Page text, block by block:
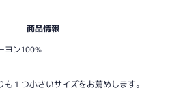
商品情報
ヨン100%
も１つ小さいサイズをお薦めします。